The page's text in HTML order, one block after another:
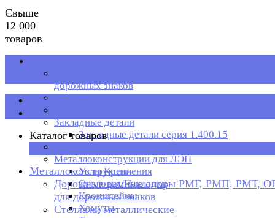
Свыше
12 000
товаров
дорожных знаков
Стеллажи металлические
Закладные детали
Закладные детали серия 1.400.15
Металлоконструкции для ЛЭП
Узлы Крепления
Оголовья/Накладки
Кронштейны
Хомуты
Каталог товаров
Каталог товаров
Металлоконструкции
Дорожные рамные опоры РМГ, РМП, РМТ,
для дорожных знаков
Стеллажи металлические